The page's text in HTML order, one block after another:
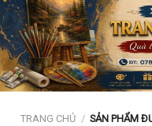
TRANG CHỦ / SẢN PHẨM